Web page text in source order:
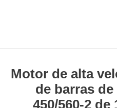
Motor de alta
de barras
450/560-2 de